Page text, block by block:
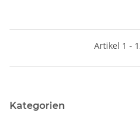
Artikel 1 -
Kategorien